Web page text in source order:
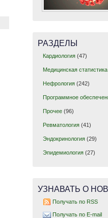
РАЗДЕЛЫ
Кардиология (47)
Медицинская статистика
Нефрология (242)
Программное
Прочее (96)
Ревматология (41)
Эндокринология (29)
Эпидемиология (27)
УЗНАВАТЬ О
Получать по RSS
Получать по E-mail